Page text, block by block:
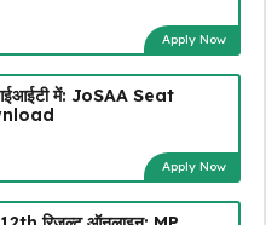
Apply Now
में: JoSAA Seat
Apply Now